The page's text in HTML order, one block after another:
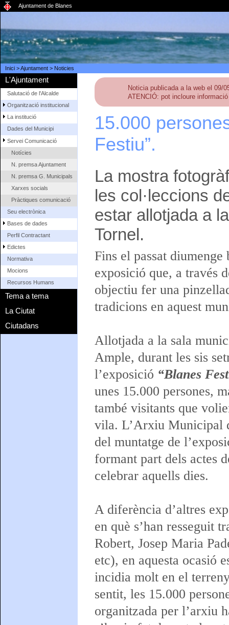
Ajuntament de Blanes
Inici>Ajuntament> Noticies
L'Ajuntament
Salutació de l'Alcalde
Organització institucional
La institució
Dades del Municipi
Servei Comunicació
Notícies
N. premsa Ajuntament
N. premsa G. Municipals
Xarxes socials
Pràctiques comunicació
Seu electrònica
Bases de dades
Perfil Contractant
Edictes
Normativa
Mocions
Recursos Humans
Tema a tema
La Ciutat
Ciutadans
Noticia publicada a la web el 09/
ATENCIÓ: pot incloure
15.000
Festiu”.
La mostra
les col·leccions
estar allotjada a
Tornel.
Fins el passat
exposició que, a través
objectiu fer una
tradicions en aquest
Allotjada a la sala
Ample, durant les sis
l’exposició “Blanes
unes 15.000 persones,
també visitants que
vila. L’Arxiu Municipal
del muntatge de
formant part dels actes
celebrar aquells dies.
A diferència d’altres
en què s’han resseguit
Robert, Josep Maria
etc), en aquesta ocasió
incidia molt en el
sentit, les 15.000
organitzada per l’arxiu